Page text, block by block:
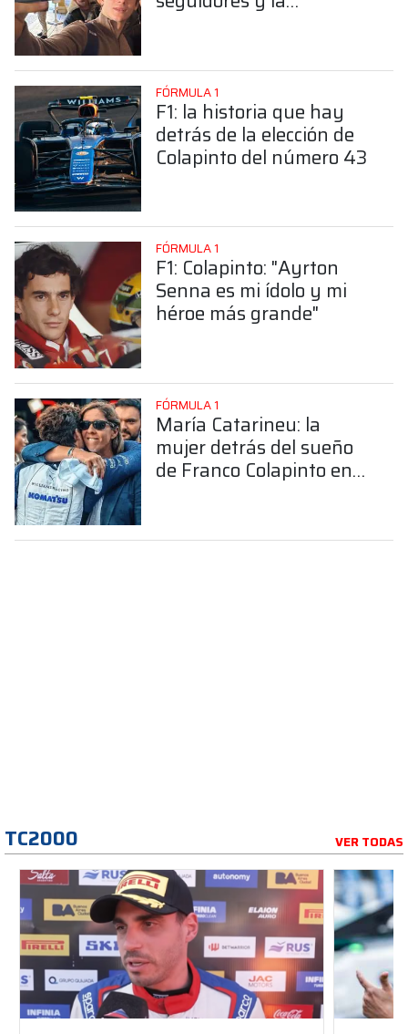
FÓRMULA 1
F1: la historia que hay
detrás de la elección de
Colapinto del número 43
FÓRMULA 1
F1: Colapinto: "Ayrton
Senna es mi ídolo y mi
héroe más grande"
FÓRMULA 1
María Catarineu: la
mujer detrás del sueño
de Franco Colapinto en
TC2000 VER TODAS